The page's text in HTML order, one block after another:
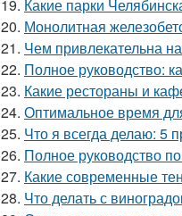
19. Какие парки
20. Монолитная
21. Чем привлекательна
22. Полное руководство:
23. Какие рестораны и
24. Оптимальное время
25. Что я всегда делаю: 5
26. Полное руководство
27. Какие современные
28. Что делать с